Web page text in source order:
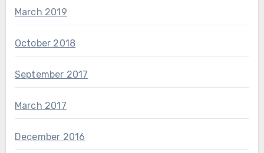
March 2019
October 2018
September 2017
March 2017
December 2016